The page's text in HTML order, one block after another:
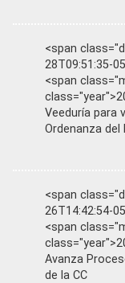
<span
28T09:51:35-
<span
Veeduría para
Ordenanza
<span
26T14:42:54-
<span
Avanza
de la CC